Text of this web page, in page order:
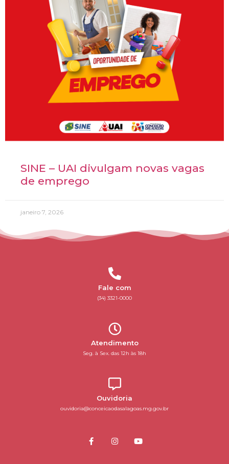
SINE – UAI divulgam novas vagas
de emprego
janeiro 7, 2026
Fale com
(34) 3321-0000
Atendimento
Seg. à Sex. das 12h às 18h
Ouvidoria
ouvidoria@conceicaodasalagoas.mg.gov.br